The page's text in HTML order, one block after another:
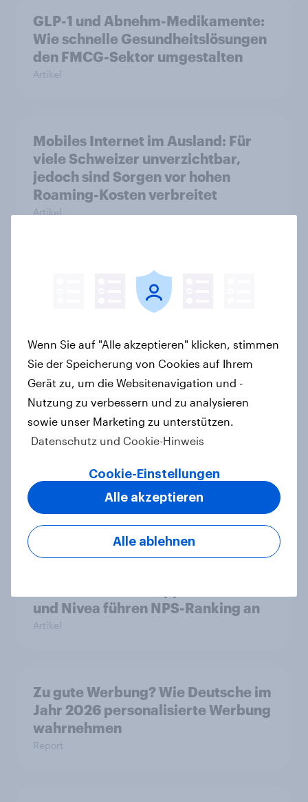
GLP-1 und Abnehm-Medikamente:
Wie schnelle Gesundheitslösungen
den FMCG-Sektor umgestalten
Artikel
Mobiles Internet im Ausland: Für
viele Schweizer unverzichtbar,
jedoch sind Sorgen vor hohen
Roaming-Kosten verbreitet
Artikel
Standortattraktivität für den
Schweizer Finanzplatz? Wo die
Regulierung von Grossbanken steht
Artikel
YouGov-Studie: Pride-Engagement
reicht nicht aus
Artikel
Weltneuheit: Erste skalierte Studie
und Nivea führen NPS-Ranking an
Artikel
Zu gute Werbung? Wie Deutsche im
Jahr 2026 personalisierte Werbung
wahrnehmen
Report
Wenn Sie auf "Alle akzeptieren" klicken, stimmen
Sie der Speicherung von Cookies auf Ihrem
Gerät zu, um die Websitenavigation und -
Nutzung zu verbessern und zu analysieren
sowie unser Marketing zu unterstützen.
Datenschutz und Cookie-Hinweis
Cookie-Einstellungen
Alle ablehnen
Alle akzeptieren